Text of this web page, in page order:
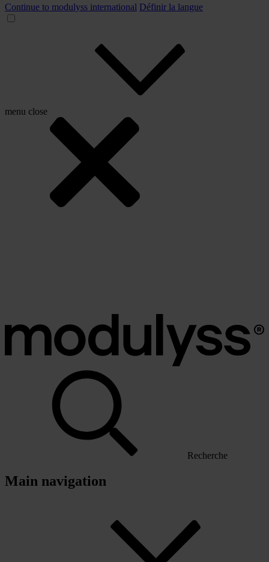
Continue to modulyss international Définir la langue
menu close
Recherche
Main navigation